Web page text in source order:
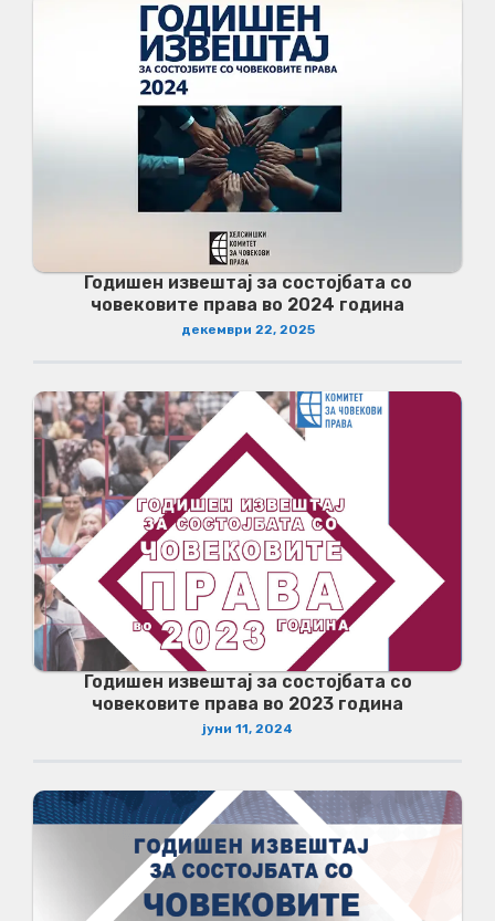
Годишен извештај за состојбата со
човековите права во 2024 година
декември 22, 2025
Годишен извештај за состојбата со
човековите права во 2023 година
јуни 11, 2024